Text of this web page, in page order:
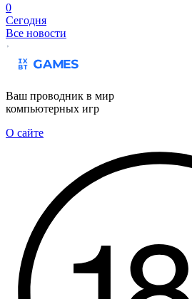
0
Сегодня
Все новости
Ваш проводник в мир
компьютерных игр
О сайте